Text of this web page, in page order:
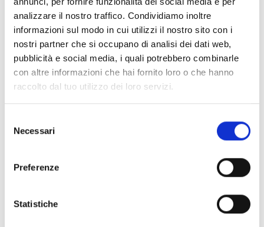
analizzare il nostro traffico. Condividiamo inoltre
informazioni sul modo in cui utilizzi il nostro sito con i
nostri partner che si occupano di analisi dei dati web,
pubblicità e social media, i quali potrebbero combinarle
con altre informazioni che hai fornito loro o che hanno
raccolto dal tuo utilizzo dei loro servizi.
delNecessari
Preferenze
Statistiche
Acessórios bases EB00 - Materiais(47)
Acessórios detetores Enea
Acessórios Senseware
Acessórios da Série Industrial
através do íconelock